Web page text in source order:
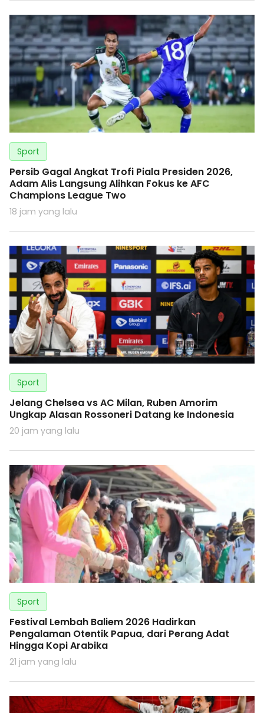
Sport
Persib Gagal Angkat Trofi Piala Presiden 2026,
Adam Alis Langsung Alihkan Fokus ke AFC
Champions League Two
18 jam yang lalu
Sport
Jelang Chelsea vs AC Milan, Ruben Amorim
Ungkap Alasan Rossoneri Datang ke Indonesia
20 jam yang lalu
Sport
Festival Lembah Baliem 2026 Hadirkan
Pengalaman Otentik Papua, dari Perang Adat
Hingga Kopi Arabika
21 jam yang lalu